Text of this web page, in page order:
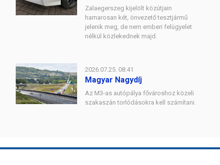
Zalaegerszeg kijelölt közútjain
hamarosan két, önvezető tesztjármű
jelenik meg, de nem emberi felügyelet
nélkül közlekednek majd.
2026.07.25. 08:41
Magyar Nagydíj
Az M3-as autópálya fővároshoz közeli
szakaszán torlódásokra kell számítani.